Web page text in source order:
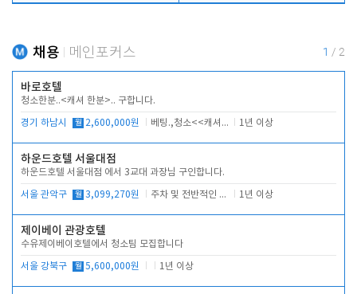
채용 메인포커스 1 / 2
바로호텔
청소한분..<캐셔 한분>.. 구합니다.
경기 하남시 월 2,600,000원 베팅.,청소<<캐셔 모셔봅니다. 1년 이상
하운드호텔 서울대점
하운드호텔 서울대점 에서 3교대 과장님 구인합니다.
서울 관악구 월 3,099,270원 주차 및 전반적인 당번업무 1년 이상
제이베이 관광호텔
수유제이베이호텔에서 청소팀 모집합니다
서울 강북구 월 5,600,000원 1년 이상